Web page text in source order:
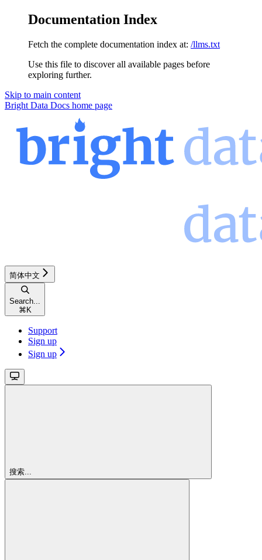
Documentation Index
Fetch the complete documentation index at: /llms.txt
Use this file to discover all available pages before
exploring further.
Skip to main content
Bright Data Docs home page
简体中文
Search...
⌘ K
Support
Sign up
Sign up
搜索...